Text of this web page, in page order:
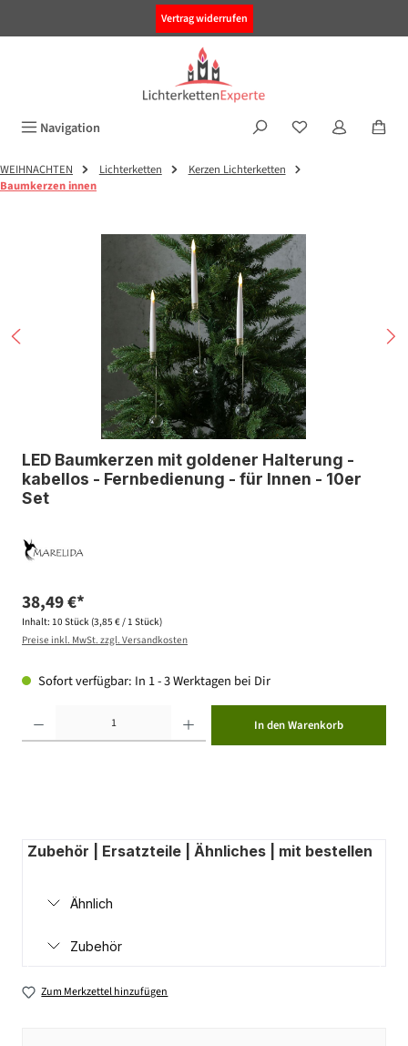
Vertrag widerrufen
Navigation
WEIHNACHTEN Lichterketten
Kerzen Lichterketten
Baumkerzen innen
Bildergalerie überspringen
LED Baumkerzen mit goldener Halterung -
kabellos - Fernbedienung - für Innen - 10er
Set
38,49 €*
Inhalt: 10 Stück (3,85 € / 1 Stück)
Preise inkl. MwSt. zzgl. Versandkosten
Sofort verfügbar: In 1 - 3 Werktagen bei Dir
In den Warenkorb
Zubehör | Ersatzteile | Ähnliches | mit bestellen
Ähnlich
Zubehör
Zum Merkzettel hinzufügen